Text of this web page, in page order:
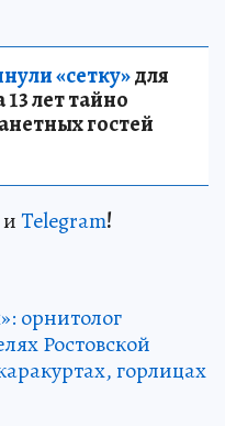
«сетку»для
лет тайно
гостей
иTelegram!
орнитолог
Ростовской
горлицах